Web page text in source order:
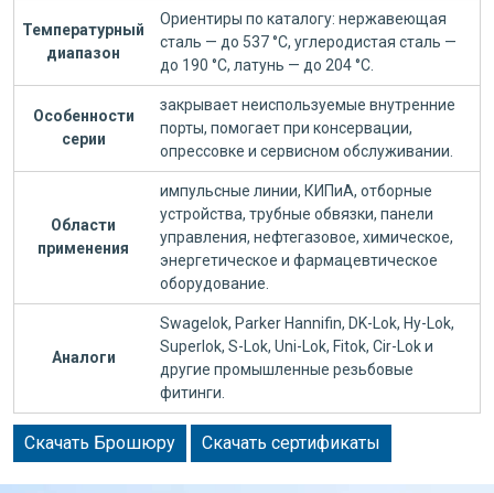
Температурный
диапазон
Ориентиры по каталогу: нержавеющая
сталь — до 537 °C, углеродистая сталь —
до 190 °C, латунь — до 204 °C.
Особенности
серии
закрывает неиспользуемые внутренние
порты, помогает при консервации,
опрессовке и сервисном обслуживании.
Области
применения
импульсные линии, КИПиА, отборные
устройства, трубные обвязки, панели
управления, нефтегазовое, химическое,
энергетическое и фармацевтическое
оборудование.
Аналоги
Swagelok, Parker Hannifin, DK-Lok, Hy-Lok,
Superlok, S-Lok, Uni-Lok, Fitok, Cir-Lok и
другие промышленные резьбовые
фитинги.
Скачать Брошюру Скачать сертификаты